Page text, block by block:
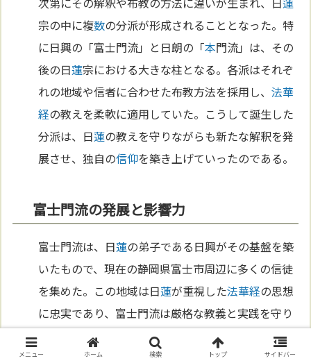
宗の中に複数の分派が形成されることとなった。特
に日興の「富士門流」と日朗の「本門流」は、その
後の日蓮宗における大きな柱となる。各派はそれぞ
れの地域や信者に合わせた布教方法を採用し、法華
経の教えを柔軟に適用していた。こうして誕生した
分派は、日蓮の教えを守りながらも新たな解釈を発
展させ、独自の信仰を築き上げていったのである。
富士門流の発展と影響力
富士門流は、日蓮の弟子である日興がその基盤を築
いたもので、現在の静岡県富士市周辺に多くの信徒
を集めた。この地域は日蓮が重視した法華経の思想
に忠実であり、富士門流は厳格な教義と実践を守り
続けた。彼らは、南無妙法
華経を一貫して唱える
信仰
を強調し、仏法の正統を堅持したことで、地域
メニュー ホーム 検索 トップ サイドバー